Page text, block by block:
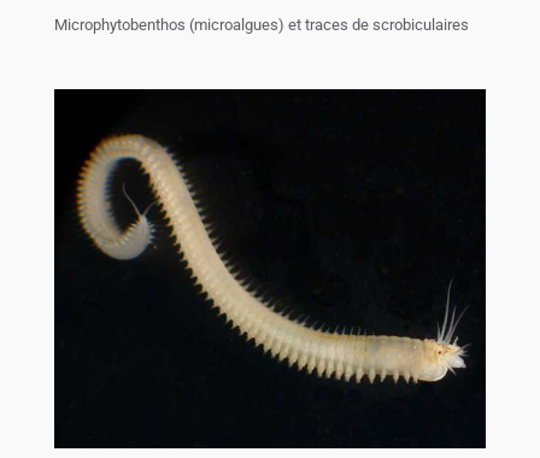
Microphytobenthos (microalgues) et traces de scrobiculaires